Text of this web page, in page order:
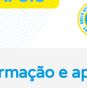
e